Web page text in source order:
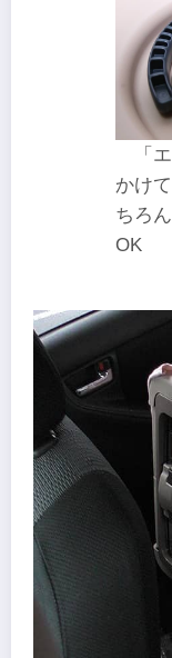
「
かけ
ちろ
OK